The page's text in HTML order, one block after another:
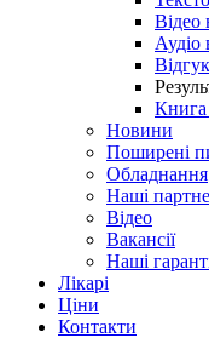
Відео
Аудіо
Книга
Новини
Поширені
Обладнання
Наші
Відео
Вакансії
Наші
Лікарі
Ціни
Контакти